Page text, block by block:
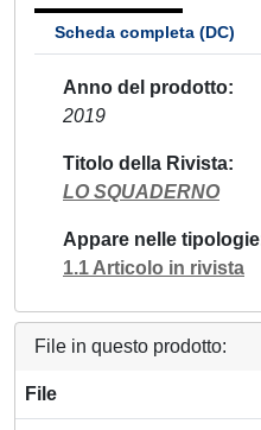
Scheda completa (DC)
Anno del prodotto
2019
Titolo della Rivista
LO SQUADERNO
Appare nelle tipologie
1.1 Articolo in rivista
File in questo prodotto:
File